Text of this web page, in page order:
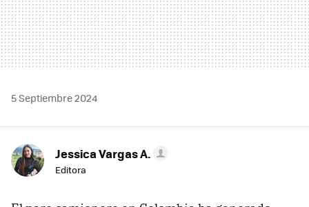
5 Septiembre 2024
Jessica Vargas A.
Editora